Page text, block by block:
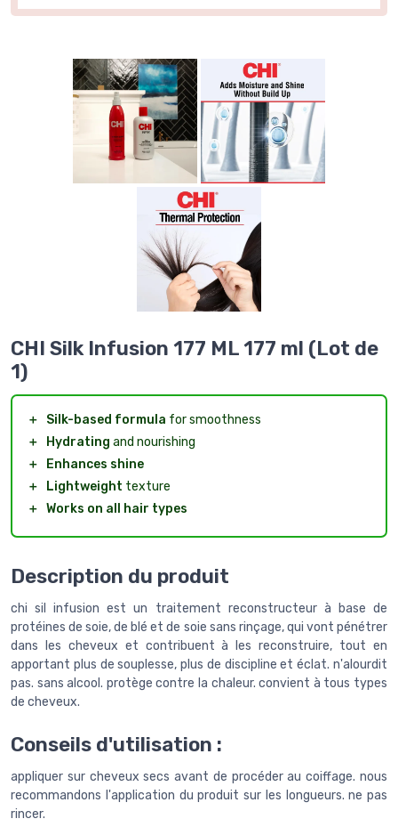
CHI Silk Infusion 177 ML 177 ml (Lot de
1)
＋ Silk-based formula for smoothness
＋
Hydrating and nourishing
＋
Enhances shine
＋
Lightweight texture
＋ Works on all hair types
Description du produit
chi sil infusion est un traitement reconstructeur à base de
protéines de soie, de blé et de soie sans rinçage, qui vont pénétrer
dans les cheveux et contribuent à les reconstruire, tout en
apportant plus de souplesse, plus de discipline et éclat. n'alourdit
pas. sans alcool. protège contre la chaleur. convient à tous types
de cheveux.
Conseils d'utilisation :
appliquer sur cheveux secs avant de procéder au coiffage. nous
recommandons l'application du produit sur les longueurs. ne pas
rincer.